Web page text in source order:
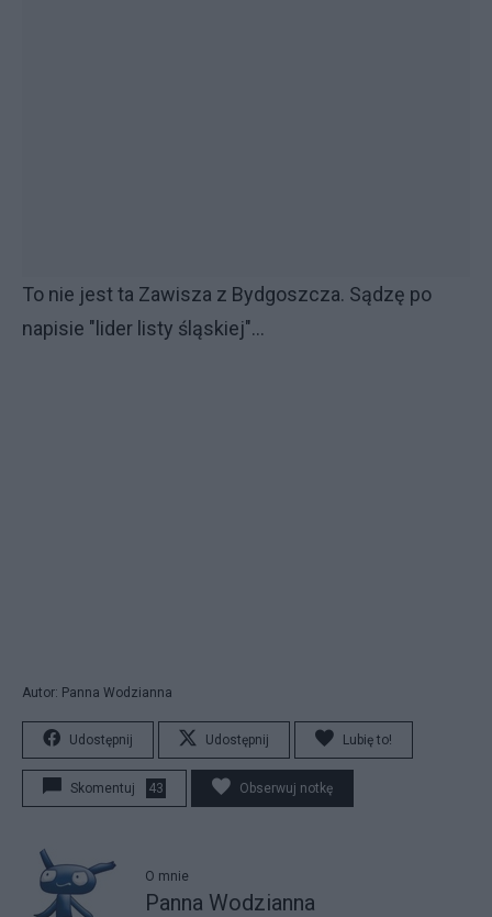
To nie jest ta Zawisza z Bydgoszcza. Sądzę po
napisie "lider listy śląskiej"...
Autor: Panna Wodzianna
Udostępnij Udostępnij Lubię to!
Skomentuj 43 Obserwuj notkę
O mnie
Panna Wodzianna